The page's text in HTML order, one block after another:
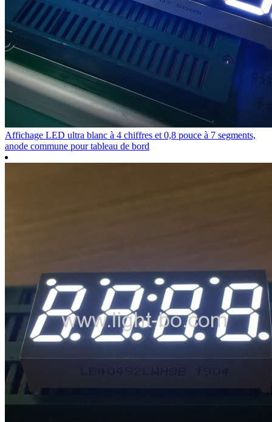
Affichage LED ultra blanc à 4 chiffres et 0,8 pouce à 7 segments,
anode commune pour tableau de bord